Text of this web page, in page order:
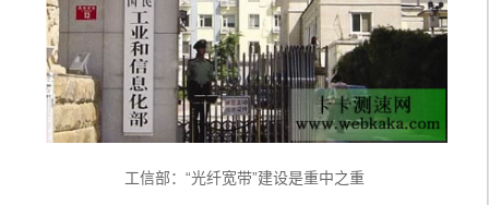
工信部：“光纤宽带”建设是重中之重